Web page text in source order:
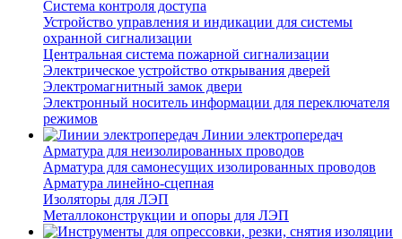
Система контроля доступа
Устройство управления и индикации для системы
охранной сигнализации
Центральная система пожарной сигнализации
Электрическое устройство открывания дверей
Электромагнитный замок двери
Электронный носитель информации для переключателя
режимов
Линии электропередач
Арматура для неизолированных проводов
Арматура для самонесущих изолированных проводов
Арматура линейно-сцепная
Изоляторы для ЛЭП
Металлоконструкции и опоры для ЛЭП